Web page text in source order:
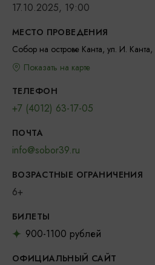
17.10.2025, 19:00
МЕСТО ПРОВЕДЕНИЯ
Собор на острове Канта, ул. И.
Показать на карте
ТЕЛЕФОН
+7 (4012) 63-17-05
ПОЧТА
info@sobor39.ru
ВОЗРАСТНЫЕ ОГРАНИЧЕНИЯ
6+
БИЛЕТЫ
900-1100 рублей
ОФИЦИАЛЬНЫЙ САЙТ